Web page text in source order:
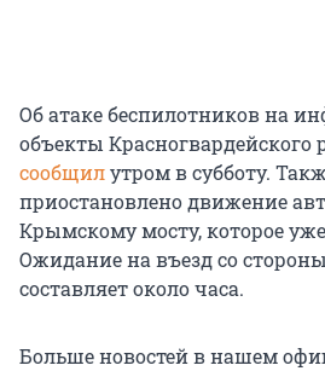
Об атаке беспилотников на
объекты Красногвардейского
сообщилутром в субботу.
приостановлено движение
Крымскому мосту, которое
Ожидание на въезд со
составляет около часа.
Больше новостей в нашем